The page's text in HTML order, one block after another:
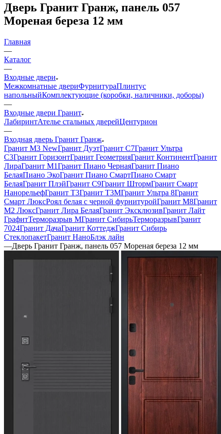
Дверь Гранит Гранж, панель 057
Мореная береза 12 мм
Главная
—
Каталог
—
Входные двери
Межкомнатные двериФурнитураПлинтус
напольныйКомплектующие (коробки, наличники, доборы)
—
Входные двери Гранит
ЛабиринтАтелье стальных дверейЦентурион
—
Входная дверь Гранит Гранж
Гранит М3 NewГранит ДуэтГранит С7Гранит Ультра
C3Гранит ГоризонтГранит ГеометрияГранит КонтинентГранит
ЛираГранит М1Гранит Пиано ЧернаяГранит Пиано
БелаяПиано ЭкоГранит Пиано СмартПиано Смарт
БелаяГранит ПлэйГранит С9Гранит ШтормГранит Смарт
НанорельефГранит Т3Гранит Т3МГранит Ультра 8Гранит
Смарт ЛюксРоял белая с черной фурнитуройГранит М8Гранит
М2 ЛюксГранит Лира БелаяГранит ЭксклюзивГранит Лайт
ГрафитТерморазрыв МГранит СибирьТерморазрывГранит
7024Гранит ДачаГранит КоттеджГранит Сибирь
СтеклопакетГранит НаноБлэк лайн
—Дверь Гранит Гранж, панель 057 Мореная береза 12 мм